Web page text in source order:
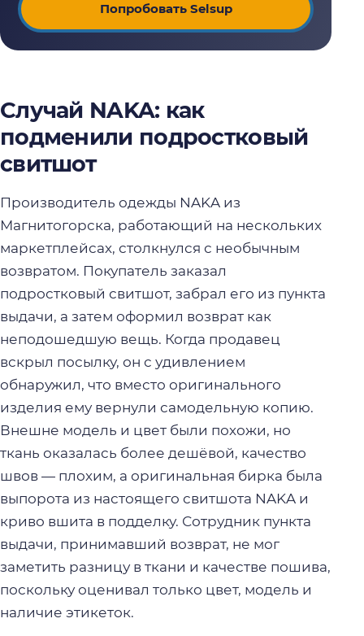
Попробовать Selsup
Случай NAKA: как
подменили подростковый
свитшот
Производитель одежды NAKA из
Магнитогорска, работающий на нескольких
маркетплейсах, столкнулся с необычным
возвратом. Покупатель заказал
подростковый свитшот, забрал его из пункта
выдачи, а затем оформил возврат как
неподошедшую вещь. Когда продавец
вскрыл посылку, он с удивлением
обнаружил, что вместо оригинального
изделия ему вернули самодельную копию.
Внешне модель и цвет были похожи, но
ткань оказалась более дешёвой, качество
швов — плохим, а оригинальная бирка была
выпорота из настоящего свитшота NAKA и
криво вшита в подделку. Сотрудник пункта
выдачи, принимавший возврат, не мог
заметить разницу в ткани и качестве пошива,
поскольку оценивал только цвет, модель и
наличие этикеток.